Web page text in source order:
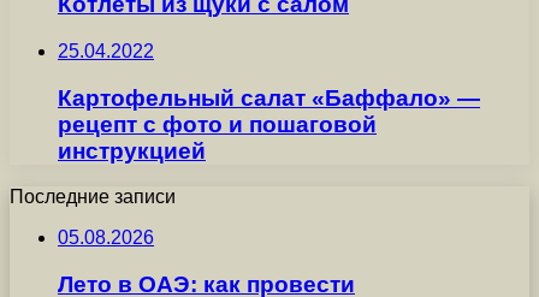
25.04.2022
Картофельный салат «Баффало» —
рецепт с фото и пошаговой
инструкцией
Последние записи
05.08.2026
Лето в ОАЭ: как провести